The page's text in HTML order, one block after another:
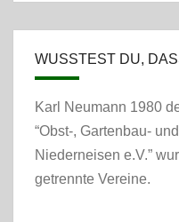
WUSSTEST DU,
Karl Neumann 1980
“Obst-, Gartenbau-
Niederneisen e.V.”
getrennte Vereine.